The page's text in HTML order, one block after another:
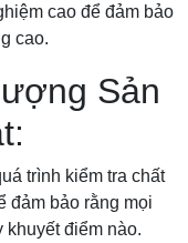
cao để đảm bảo
cao.
Sản
trình kiểm tra chất
đảm bảo rằng mọi
khuyết điểm nào.